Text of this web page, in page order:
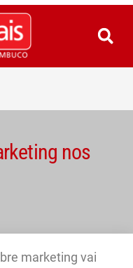
nos
marketing vai